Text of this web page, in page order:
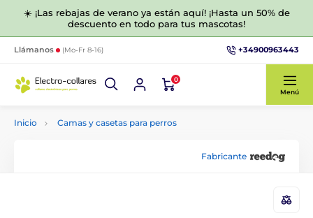
☀️ ¡Las rebajas de verano ya están aquí! ¡Hasta un 50% de
descuento en todo para tus mascotas!
Llámanos (Mo-Fr 8-16) +34900963443
0
Menú
Inicio Camas y casetas para perros
Fabricante